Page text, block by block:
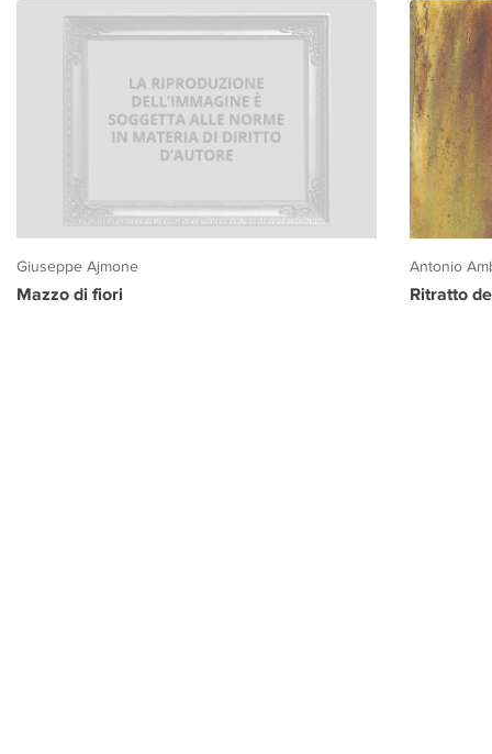
Giuseppe Ajmone
Mazzo di fiori
Antonio
Ritratto